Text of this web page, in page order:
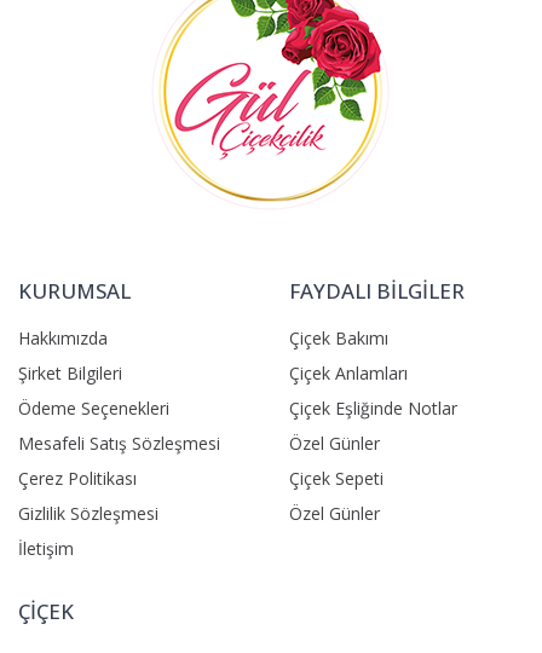
KURUMSAL
Hakkımızda
Şirket Bilgileri
Ödeme Seçenekleri
Mesafeli Satış Sözleşmesi
Çerez Politikası
Gizlilik Sözleşmesi
İletişim
FAYDALI BİLGİLER
Çiçek Bakımı
Çiçek Anlamları
Çiçek Eşliğinde Notlar
Özel Günler
Çiçek Sepeti
Özel Günler
ÇİÇEK